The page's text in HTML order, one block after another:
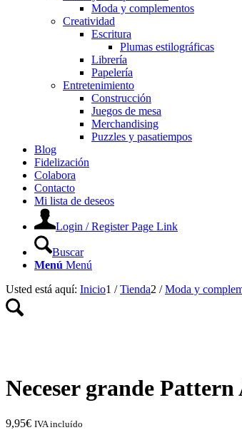
Moda y complementos
Creatividad
Escritura
Plumas estilográficas
Librería
Papelería
Entretenimiento
Construcción
Juegos de mesa
Merchandising
Puzzles y pasatiempos
Blog
Fidelización
Colabora
Contacto
Mi lista de deseos
Login / Register Page Link
Buscar
Menú Menú
Usted está aquí: Inicio1 / Tienda2 / Moda y
Neceser grande Pattern
9,95€ IVA incluído